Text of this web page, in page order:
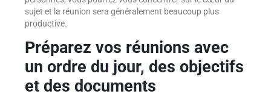
sujet et la réunion sera généralement beaucoup plus
productive.
Préparez vos réunions avec
un ordre du jour, des objectifs
et des documents